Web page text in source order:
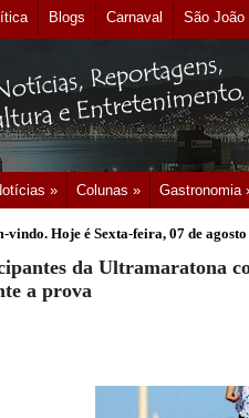
Blogs Carnaval São João
» Colunas » Gastronomia
vindo. Hoje é Sexta-feira, 07 de agosto
da Ultramaratona
a prova